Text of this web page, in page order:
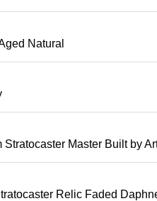
Natural
Stratocaster Master Built by
Relic Faded